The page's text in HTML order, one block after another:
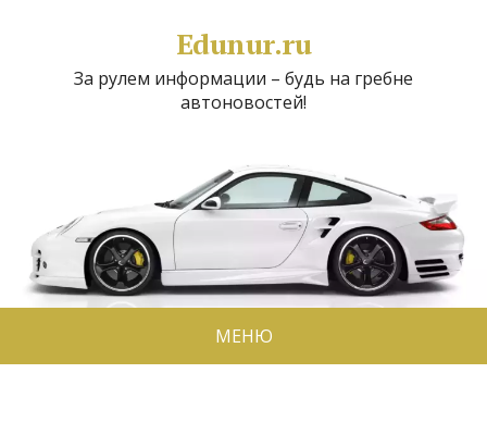
Edunur.ru
За рулем информации – будь на гребне
автоновостей!
МЕНЮ